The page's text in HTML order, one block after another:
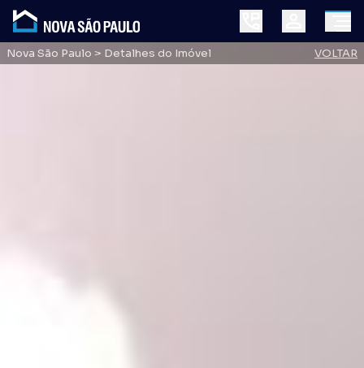
Nova São Paulo > Detalhes do Imóvel VOLTAR